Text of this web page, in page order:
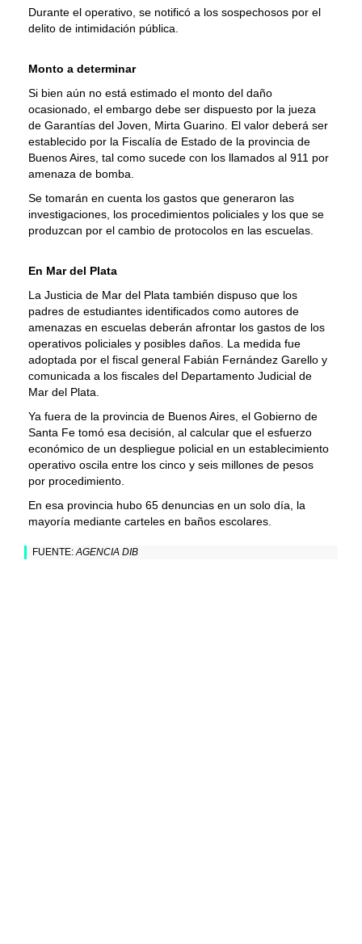
Durante el operativo, se notificó a los sospechosos por el
delito de intimidación pública.
Monto a determinar
Si bien aún no está estimado el monto del daño
ocasionado, el embargo debe ser dispuesto por la jueza
de Garantías del Joven, Mirta Guarino. El valor deberá ser
establecido por la Fiscalía de Estado de la provincia de
Buenos Aires, tal como sucede con los llamados al 911 por
amenaza de bomba.
Se tomarán en cuenta los gastos que generaron las
investigaciones, los procedimientos policiales y los que se
produzcan por el cambio de protocolos en las escuelas.
En Mar del Plata
La Justicia de Mar del Plata también dispuso que los
padres de estudiantes identificados como autores de
amenazas en escuelas deberán afrontar los gastos de los
operativos policiales y posibles daños. La medida fue
adoptada por el fiscal general Fabián Fernández Garello y
comunicada a los fiscales del Departamento Judicial de
Mar del Plata.
Ya fuera de la provincia de Buenos Aires, el Gobierno de
Santa Fe tomó esa decisión, al calcular que el esfuerzo
económico de un despliegue policial en un establecimiento
operativo oscila entre los cinco y seis millones de pesos
por procedimiento.
En esa provincia hubo 65 denuncias en un solo día, la
mayoría mediante carteles en baños escolares.
FUENTE:AGENCIA DIB